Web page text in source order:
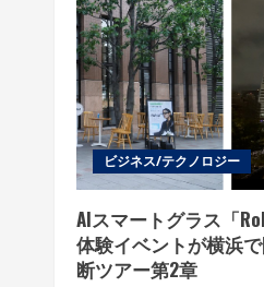
ビジネス/テクノロジー
AIスマートグラス「
体験イベントが横浜
断ツアー第2章